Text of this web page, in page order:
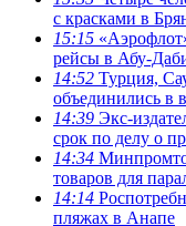
с красками в
15:15
рейсы в Абу-
14:52 Турция,
объединились в
14:39 Экс-
срок по делу о
14:34
товаров для
14:14
пляжах в Анапе